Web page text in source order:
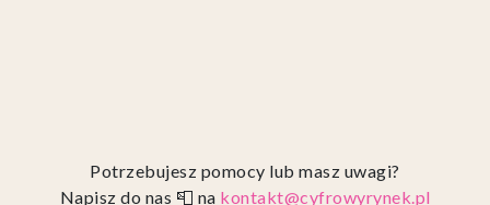
Potrzebujesz pomocy lub masz uwagi?
Napisz do nas 📮 na kontakt@cyfrowyrynek.pl